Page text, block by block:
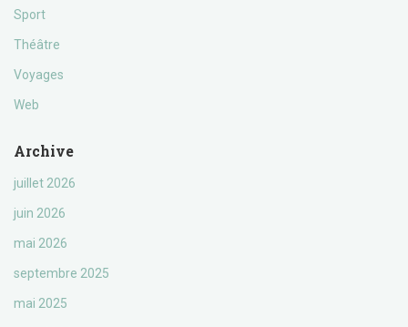
Sport
Théâtre
Voyages
Web
Archive
juillet 2026
juin 2026
mai 2026
septembre 2025
mai 2025